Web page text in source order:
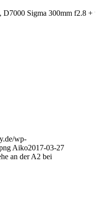
D7000 Sigma 300mm f2.8
wp-
Aiko2017-03-27
an der A2 bei